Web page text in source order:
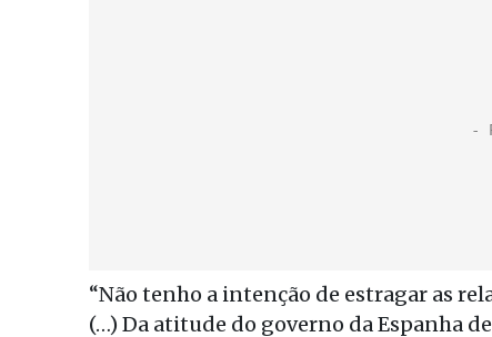
“Não tenho a intenção de estragar as
(…) Da atitude do governo da Espanha